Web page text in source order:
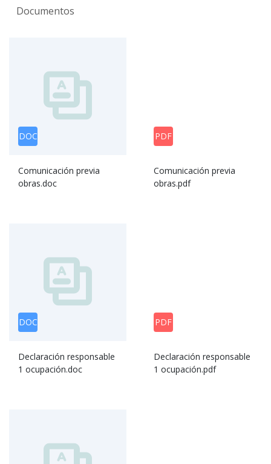
Documentos
DOC
Comunicación previa
obras.doc
PDF
Comunicación previa
obras.pdf
DOC
Declaración responsable
1 ocupación.doc
PDF
Declaración responsable
1 ocupación.pdf